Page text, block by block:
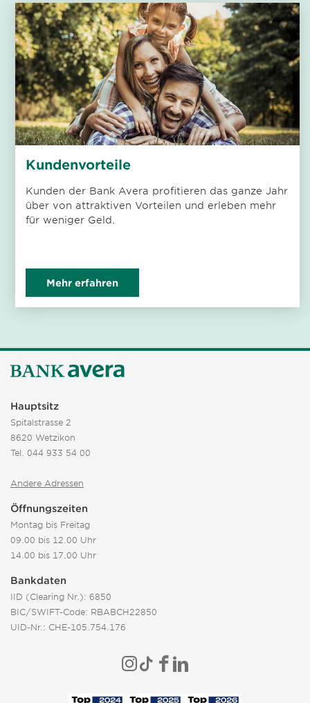
Kundenvorteile
Kunden der Bank Avera profitieren das ganze Jahr
über von attraktiven Vorteilen und erleben mehr
für weniger Geld.
Mehr erfahren
Hauptsitz
Spitalstrasse 2
8620 Wetzikon
Tel. 044 933 54 00
Andere Adressen
Öffnungszeiten
Montag bis Freitag
09.00 bis 12.00 Uhr
14.00 bis 17.00 Uhr
Bankdaten
IID (Clearing Nr.): 6850
BIC/SWIFT-Code: RBABCH22850
UID-Nr.: CHE-105.754.176